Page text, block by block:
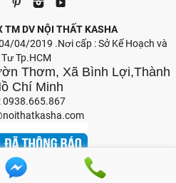
TM DV NỘI THẤT KASHA
04/2019 .Nơi cấp : Sở Kế Hoạch và
Tp.HCM
Thơm, Xã Bình Lợi,Thành
Chí Minh
0938.665.867